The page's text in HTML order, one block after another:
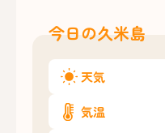
今日の久米島
天気
気温